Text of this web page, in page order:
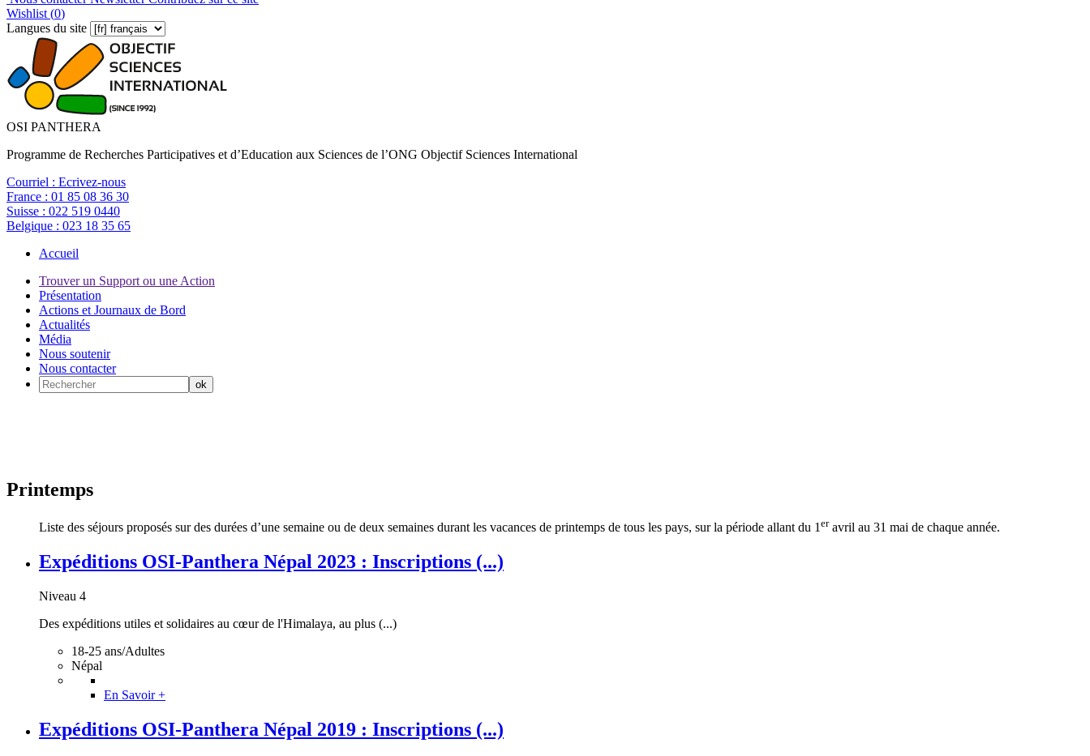
Wishlist (0)
Langues du site
OSI PANTHERA
Programme de Recherches Participatives et d’Education aux Sciences de l’ONG Objectif Sciences International
Courriel : Ecrivez-nous
France : 01 85 08 36 30
Suisse : 022 519 0440
Belgique : 023 18 35 65
Accueil
Trouver un Support ou une Action
Présentation
Actions et Journaux de Bord
Actualités
Média
Nous soutenir
Nous contacter
Printemps
Liste des séjours proposés sur des durées d’une semaine ou de deux semaines durant les vacances de printemps de tous les pays, sur la période allant du 1eravril au 31 mai de chaque année.
Expéditions OSI-Panthera Népal 2023 : Inscriptions (...)
Niveau 4
Des expéditions utiles et solidaires au cœur de l'Himalaya, au plus (...)
18-25 ans/Adultes
Népal
En Savoir +
Expéditions OSI-Panthera Népal 2019 : Inscriptions (...)